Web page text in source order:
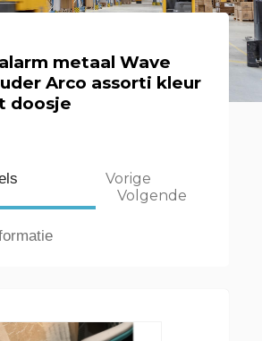
metaal Wave
Arco assorti kleur
doosje
Vorige
Volgende